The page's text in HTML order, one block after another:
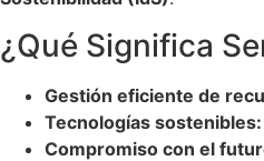
¿Qué Significa
Gestión eficiente de
Tecnologías sostenibles:
Compromiso con el